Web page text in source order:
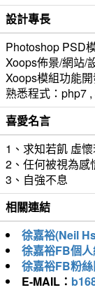
設計專長
Photoshop PSD
Xoops佈景/網站/
Xoops模組功能
熟悉程式：php7
喜愛名言
1、求知若飢 虛
2、任何被視為感
3、自強不息
相關連結
徐嘉裕(Neil
徐嘉裕FB個
徐嘉裕FB粉
E-MAIL：